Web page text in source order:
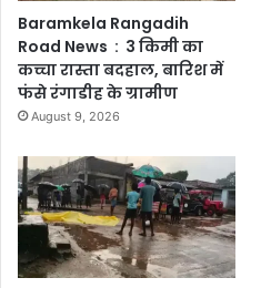
Baramkela Rangadih
Road News : 3 किमी का
कच्चा रास्ता बदहाल, बारिश में
फंसे रंगाडीह के ग्रामीण
August 9, 2026